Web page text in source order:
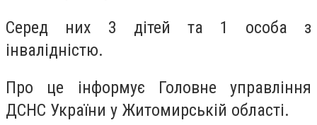
Серед них 3 дітей та 1 особа з
інвалідністю.
Про це інформує Головне управління
ДСНС України у Житомирській області.